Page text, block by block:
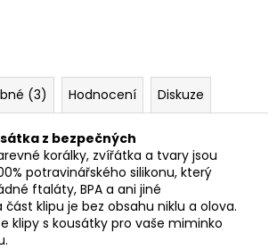
(3) Hodnocení Diskuze
z bezpečných
korálky, zvířátka a tvary jsou
potravinářského silikonu, který
ftaláty, BPA a ani jiné
část klipu je bez obsahu niklu a olova.
klipy s kousátky pro vaše miminko